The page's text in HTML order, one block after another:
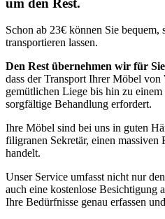
Schon ab 23€ können Sie bequem,
transportieren lassen.
Den Rest übernehmen wir für
dass der Transport Ihrer Möbel von
gemütlichen Liege bis hin zu
sorgfältige Behandlung erfordert.
Ihre Möbel sind bei uns in guten
filigranen Sekretär, einen massiven
handelt.
Unser Service umfasst nicht nur
auch eine kostenlose Besichtigung
Ihre Bedürfnisse genau erfassen